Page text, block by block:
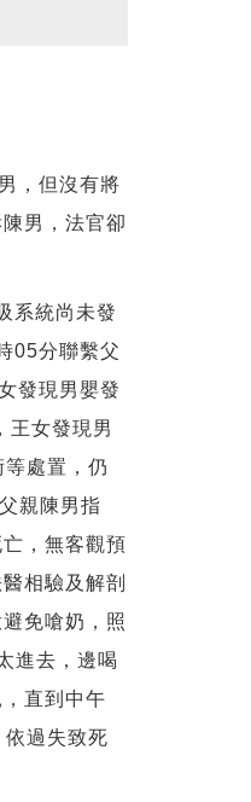
，但沒有將
男，法官卻
系統尚未發
05分聯繫父
發現男嬰發
王女發現男
處置，仍
親陳男指
，無客觀預
相驗及解剖
免嗆奶，照
進去，邊喝
直到中午
過失致死